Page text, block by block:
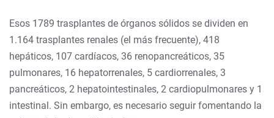
Esos 1789 trasplantes de órganos sólidos se dividen en
1.164 trasplantes renales (el más frecuente), 418
hepáticos, 107 cardíacos, 36 renopancreáticos, 35
pulmonares, 16 hepatorrenales, 5 cardiorrenales, 3
pancreáticos, 2 hepatointestinales, 2 cardiopulmonares y 1
intestinal. Sin embargo, es necesario seguir fomentando la